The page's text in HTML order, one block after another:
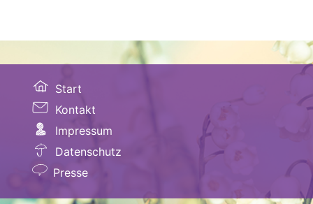
Start
Kontakt
Impressum
Datenschutz
Presse